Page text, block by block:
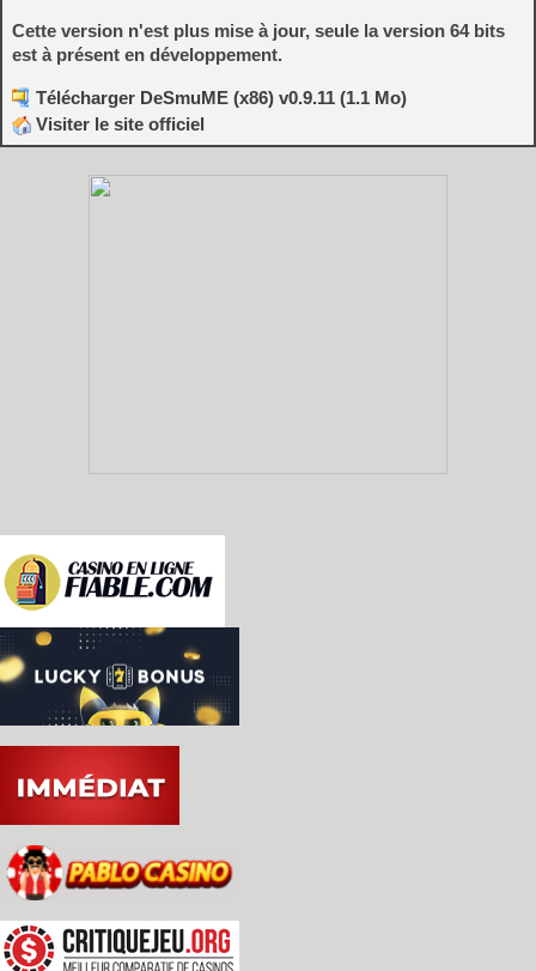
Cette version n'est plus mise à jour, seule la version 64 bits
est à présent en développement.
Télécharger DeSmuME (x86) v0.9.11 (1.1 Mo)
Visiter le site officiel